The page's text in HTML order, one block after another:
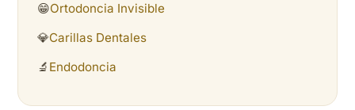
😁Ortodoncia Invisible
💎Carillas Dentales
🔬 Endodoncia